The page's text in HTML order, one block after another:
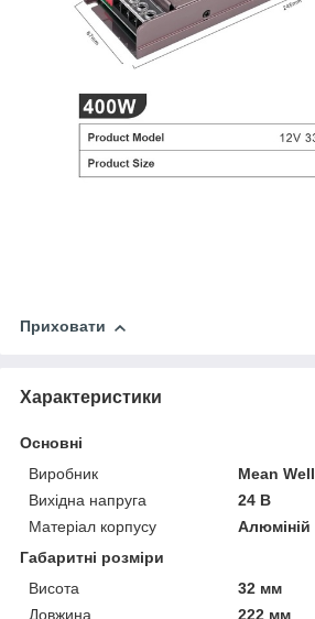
Приховати
Характеристики
Основні
Виробник
Mean Well
Вихідна напруга
24 В
Матеріал корпусу
Алюміній
Габаритні розміри
Висота
32 мм
Довжина
222 мм